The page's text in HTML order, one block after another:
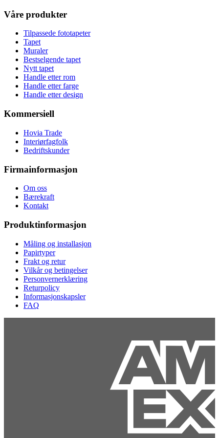
Våre produkter
Tilpassede fototapeter
Tapet
Muraler
Bestselgende tapet
Nytt tapet
Handle etter rom
Handle etter farge
Handle etter design
Kommersiell
Hovia Trade
Interiørfagfolk
Bedriftskunder
Firmainformasjon
Om oss
Bærekraft
Kontakt
Produktinformasjon
Måling og installasjon
Papirtyper
Frakt og retur
Vilkår og betingelser
Personvernerklæring
Returpolicy
Informasjonskapsler
FAQ